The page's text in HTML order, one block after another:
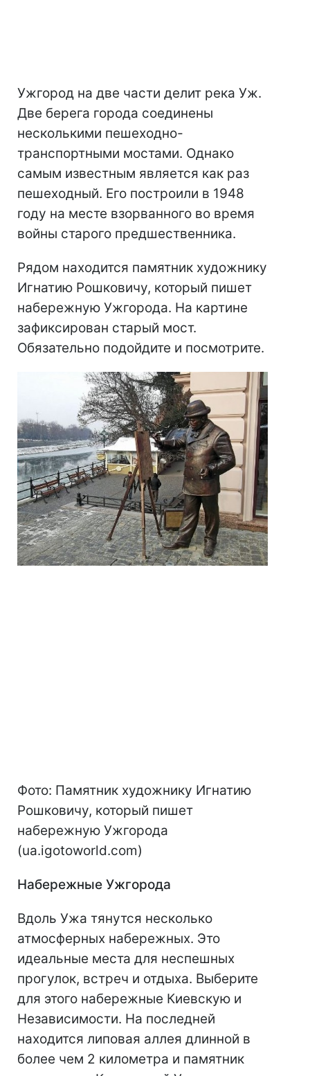
Ужгород на две части делит река Уж.
Две берега города соединены
несколькими пешеходно-
транспортными мостами. Однако
самым известным является как раз
пешеходный. Его построили в 1948
году на месте взорванного во время
войны старого предшественника.
Рядом находится памятник художнику
Игнатию Рошковичу, который пишет
набережную Ужгорода. На картине
зафиксирован старый мост.
Обязательно подойдите и посмотрите.
Фото: Памятник художнику Игнатию
Рошковичу, который пишет
набережную Ужгорода
(ua.igotoworld.com)
Набережные Ужгорода
Вдоль Ужа тянутся несколько
атмосферных набережных. Это
идеальные места для неспешных
прогулок, встреч и отдыха. Выберите
для этого набережные Киевскую и
Независимости. На последней
находится липовая аллея длинной в
более чем 2 километра и памятник